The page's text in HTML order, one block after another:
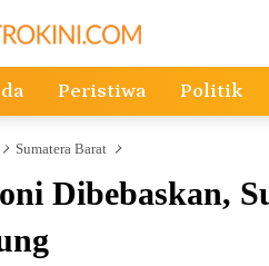
Peristiwa Politik
Sumatera Barat
Dibebaskan,